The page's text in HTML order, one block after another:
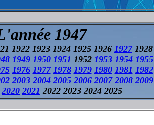
1947
1922 1923 1924 1925 1926 19271928
1949 1950 1951 1952 1953 1954 1955
1976 1977 1978 1979 1980 1981 1982
2003 2004 2005 2006 2007 2008 2009
2020 2021 2022 2023 2024 2025